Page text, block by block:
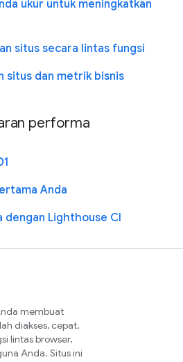
ukur untuk meningkatkan
situs secara lintas fungsi
situs dan metrik bisnis
performa
Anda
dengan Lighthouse CI
membuat
diakses, cepat,
lintas browser,
Anda. Situs ini